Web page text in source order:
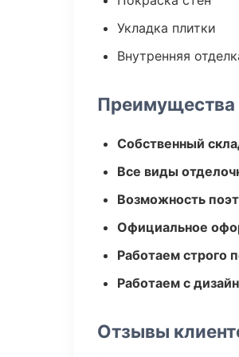
Укладка плитки
Внутренняя
Преимущества
Собственный
Все виды
Возможность
Официальное
Работаем строго
Работаем с
Отзывы